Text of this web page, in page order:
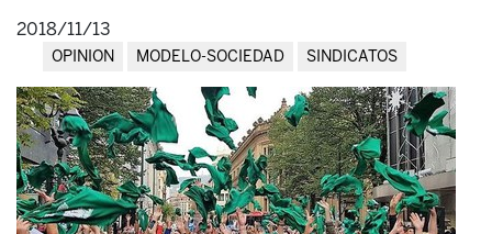
2018/11/13
OPINION MODELO-SOCIEDAD SINDICATOS